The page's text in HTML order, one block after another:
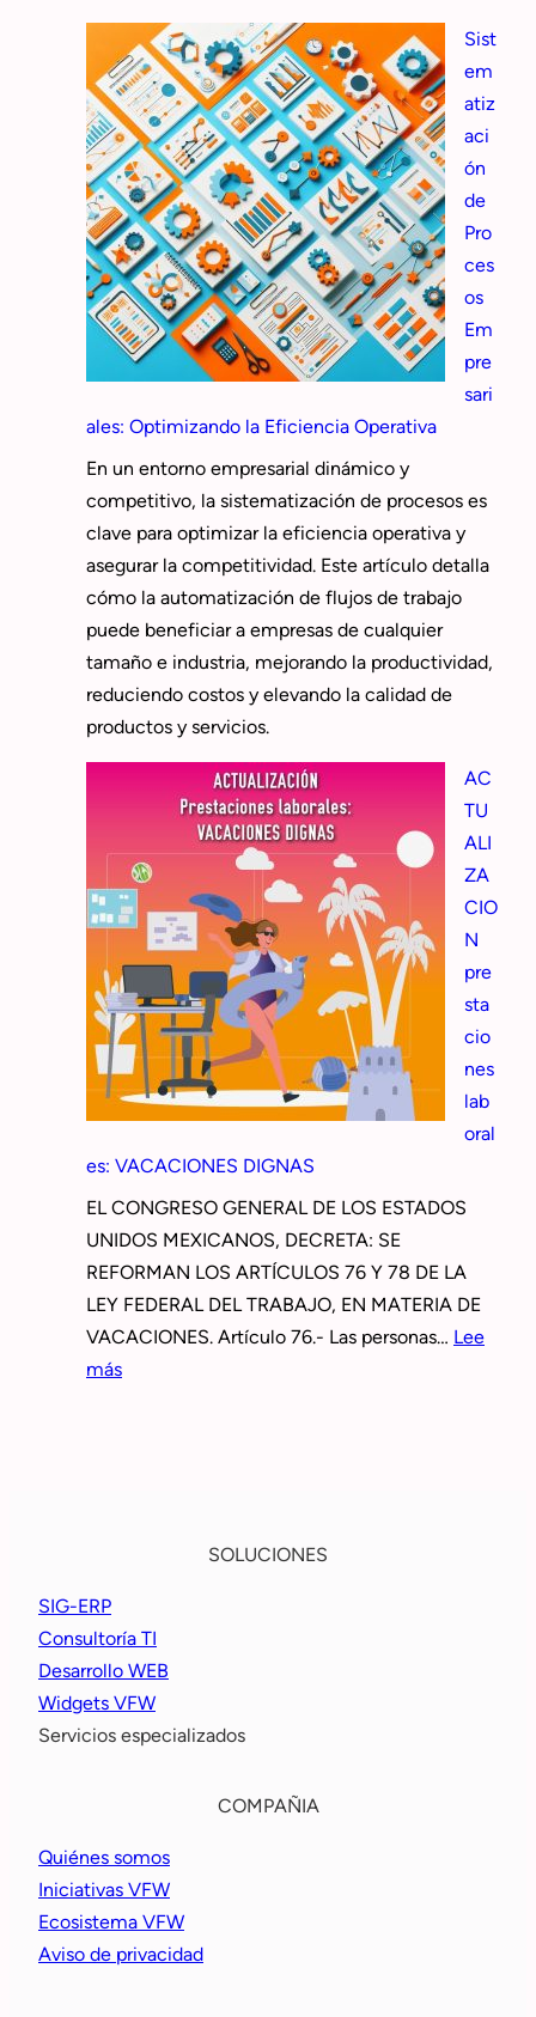
Sist
em
atiz
aci
ón
de
Pro
ces
os
Em
pre
sari
ales: Optimizando la Eficiencia Operativa
En un entorno empresarial dinámico y
competitivo, la sistematización de procesos es
clave para optimizar la eficiencia operativa y
asegurar la competitividad. Este artículo detalla
cómo la automatización de flujos de trabajo
puede beneficiar a empresas de cualquier
tamaño e industria, mejorando la productividad,
reduciendo costos y elevando la calidad de
productos y servicios.
AC
TU
ALI
ZA
CIO
N
pre
sta
cio
nes
lab
oral
es: VACACIONES DIGNAS
EL CONGRESO GENERAL DE LOS ESTADOS
UNIDOS MEXICANOS, DECRETA: SE
REFORMAN LOS ARTÍCULOS 76 Y 78 DE LA
LEY FEDERAL DEL TRABAJO, EN MATERIA DE
VACACIONES. Artículo 76.- Las personas… Lee
más:
SOLUCIONES
SIG-ERP
Consultoría TI
Desarrollo WEB
Widgets VFW
Servicios especializados
COMPAÑIA
Quiénes somos
Iniciativas VFW
Ecosistema VFW
Aviso de privacidad